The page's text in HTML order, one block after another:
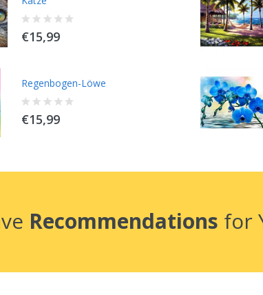
€15,99
Regenbogen-Löwe
€15,99
Recommendations for